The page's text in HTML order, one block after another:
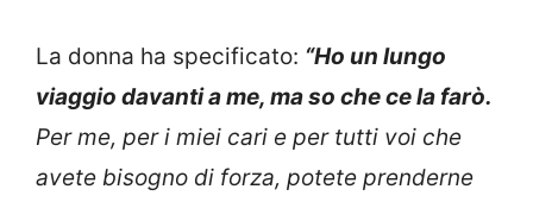
La donna ha specificato: “Ho un lungo
viaggio davanti a me, ma so che ce la farò.
Per me, per i miei cari e per tutti voi che
avete bisogno di forza, potete prenderne